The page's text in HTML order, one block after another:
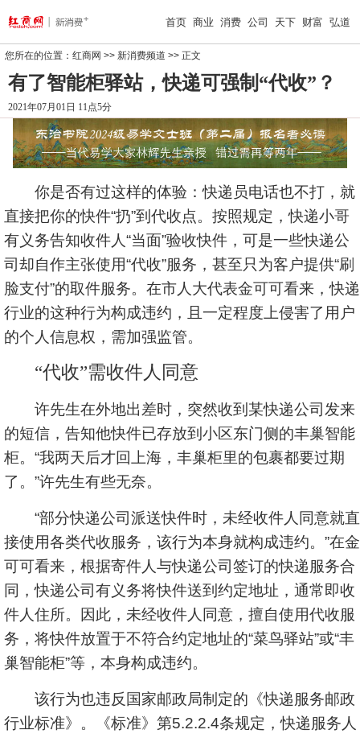
首页 商业 消费 公司 天下 财富 弘道
您所在的位置： 红商网 >> 新消费频道 >> 正文
有了智能柜驿站，快递可强制“代收”？
2021年07月01日 11点5分
你是否有过这样的体验：快递员电话也不打，就
直接把你的快件“扔”到代收点。按照规定，快递小哥
有义务告知收件人“当面”验收快件，可是一些快递公
司却自作主张使用“代收”服务，甚至只为客户提供“刷
脸支付”的取件服务。在市人大代表金可可看来，快递
行业的这种行为构成违约，且一定程度上侵害了用户
的个人信息权，需加强监管。
“代收”需收件人同意
许先生在外地出差时，突然收到某快递公司发来
的短信，告知他快件已存放到小区东门侧的丰巢智能
柜。“我两天后才回上海，丰巢柜里的包裹都要过期
了。”许先生有些无奈。
“部分快递公司派送快件时，未经收件人同意就直
接使用各类代收服务，该行为本身就构成违约。”在金
可可看来，根据寄件人与快递公司签订的快递服务合
同，快递公司有义务将快件送到约定地址，通常即收
件人住所。因此，未经收件人同意，擅自使用代收服
务，将快件放置于不符合约定地址的“菜鸟驿站”或“丰
巢智能柜”等，本身构成违约。
该行为也违反国家邮政局制定的《快递服务邮政
行业标准》。《标准》第5.2.2.4条规定，快递服务人